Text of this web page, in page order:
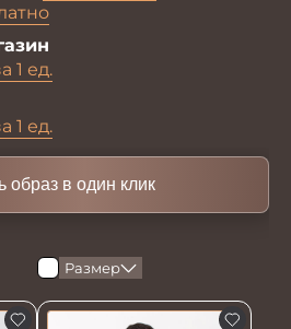
1 ед.
1 ед.
образ в один клик
Размер